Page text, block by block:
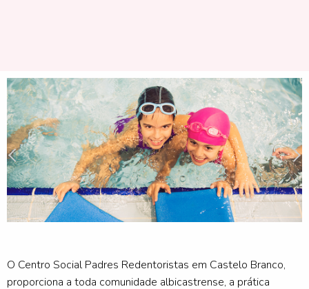
O Centro Social Padres Redentoristas em Castelo Branco,
proporciona a toda comunidade albicastrense, a prática